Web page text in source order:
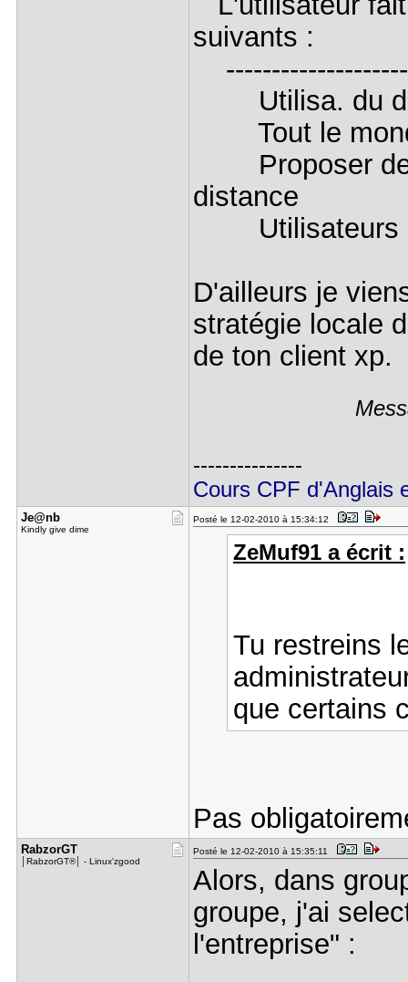
suivants :
Utilisa. du
Tout le
Proposer des
distance
Utilisateurs
D'ailleurs je
stratégie locale
de ton client xp.
---------------
Cours CPF d'Anglais
Je@nb
Kindly give dime
Posté le 12-02-2010 à 15:34:12
ZeMuf91 a écrit :
Tu restreins
que certains
Pas
RabzorGT
│RabzorGT®│ - Linux'zgood
Posté le 12-02-2010 à 15:35:11
Alors, dans
groupe, j'ai
l'entreprise" :